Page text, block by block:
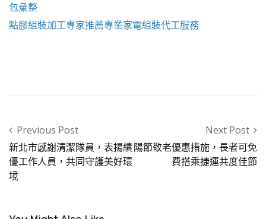
包彙整
點膠組裝加工專家推薦專業家電組裝代工服務
Post navigation
Previous Post
新北市感謝清潔隊員，表揚績
優工作人員，共同守護美好環
境
Next Post
陽節敬老優惠措施，長者可免
費搭乘捷運共度佳節